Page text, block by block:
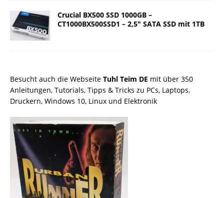
Crucial BX500 SSD 1000GB –
CT1000BX500SSD1 – 2,5″ SATA SSD mit 1TB
Besucht auch die Webseite Tuhl Teim DE mit über 350
Anleitungen, Tutorials, Tipps & Tricks zu PCs, Laptops,
Druckern, Windows 10, Linux und Elektronik